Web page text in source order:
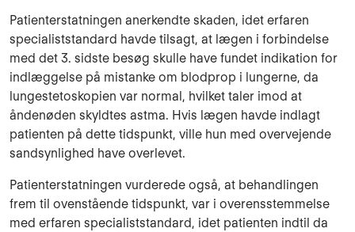
Patienterstatningen anerkendte skaden, idet erfaren
specialiststandard havde tilsagt, at lægen i forbindelse
med det 3. sidste besøg skulle have fundet indikation for
indlæggelse på mistanke om blodprop i lungerne, da
lungestetoskopien var normal, hvilket taler imod at
åndenøden skyldtes astma. Hvis lægen havde indlagt
patienten på dette tidspunkt, ville hun med overvejende
sandsynlighed have overlevet.
Patienterstatningen vurderede også, at behandlingen
frem til ovenstående tidspunkt, var i overensstemmelse
med erfaren specialiststandard, idet patienten indtil da